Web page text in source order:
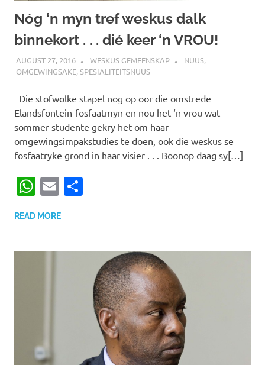
Nóg ‘n myn tref weskus dalk
binnekort . . . dié keer ‘n VROU!
AUGUST 27, 2016 WESKUS GEMEENSKAP NUUS,
OMGEWINGSAKE,SPESIALITEITSNUUS
Die stofwolke stapel nog op oor die omstrede
Elandsfontein-fosfaatmyn en nou het ‘n vrou wat
sommer studente gekry het om haar
omgewingsimpakstudies te doen, ook die weskus se
fosfaatryke grond in haar visier . . . Boonop daag sy[…]
WhatsApp
Email
READ MORE